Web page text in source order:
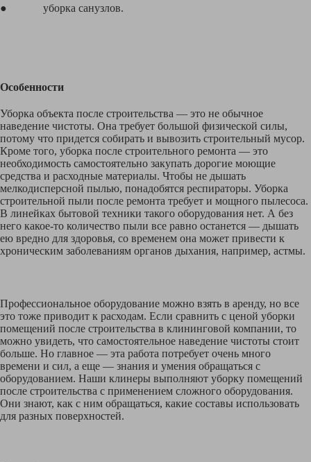
● уборка санузлов.
Особенности
Уборка объекта после строительства — это не обычное
наведение чистоты. Она требует большой физической силы,
потому что придется собирать и вывозить строительный мусор.
Кроме того, уборка после строительного ремонта — это
необходимость самостоятельно закупать дорогие моющие
средства и расходные материалы. Чтобы не дышать
мелкодисперсной пылью, понадобятся респираторы. Уборка
строительной пыли после ремонта требует и мощного пылесоса.
В линейках бытовой техники такого оборудования нет. А без
него какое-то количество пыли все равно останется — дышать
ею вредно для здоровья, со временем она может привести к
хроническим заболеваниям органов дыхания, например, астмы.
Профессиональное оборудование можно взять в аренду, но все
это тоже приводит к расходам. Если сравнить с ценой уборки
помещений после строительства в клининговой компании, то
можно увидеть, что самостоятельное наведение чистоты стоит
больше. Но главное — эта работа потребует очень много
времени и сил, а еще — знания и умения обращаться с
оборудованием. Наши клинеры выполняют уборку помещений
после строительства с применением сложного оборудования.
Они знают, как с ним обращаться, какие составы использовать
для разных поверхностей.